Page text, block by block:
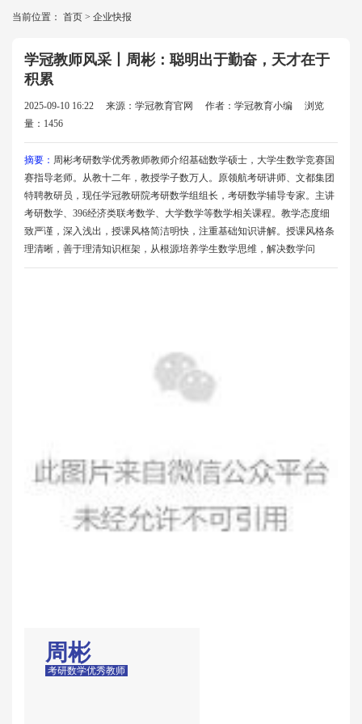
当前位置： 首页 > 企业快报
学冠教师风采丨周彬：聪明出于勤奋，天才在于
积累
2025-09-10 16:22 来源：学冠教育官网 作者：学冠教育小编
浏览
量：1456
摘要： 周彬考研数学优秀教师教师介绍基础数学硕士，大学生数学竞赛国
赛指导老师。从教十二年，教授学子数万人。原领航考研讲师、文都集团
特聘教研员，现任学冠教研院考研数学组组长，考研数学辅导专家。主讲
考研数学、396经济类联考数学、大学数学等数学相关课程。教学态度细
致严谨，深入浅出，授课风格简洁明快，注重基础知识讲解。授课风格条
理清晰，善于理清知识框架，从根源培养学生数学思维，解决数学问
周彬
考研数学优秀教师